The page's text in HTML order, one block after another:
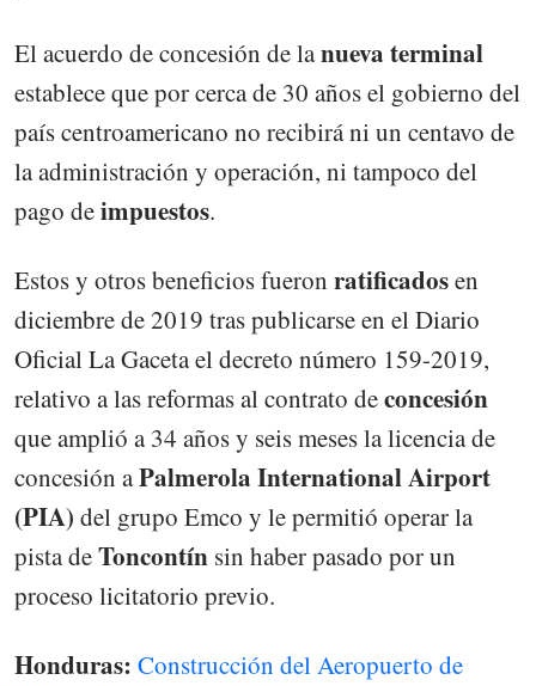
El acuerdo de concesión de lanueva terminal
establece que por cerca de 30 años el gobierno del
país centroamericano no recibirá ni un centavo de
la administración y operación, ni tampoco del
pago deimpuestos.
Estos y otros beneficios fueron ratificadosen
diciembre de 2019 tras publicarse en el Diario
Oficial La Gaceta el decreto número 159-2019,
relativo a las reformas al contrato deconcesión
que amplió a 34 años y seis meses la licencia de
concesión aPalmerola International Airport
(PIA) del grupo Emco y le permitió operar la
pista deToncontín sin haber pasado por un
proceso licitatorio previo.
Honduras: Construcción del Aeropuerto de